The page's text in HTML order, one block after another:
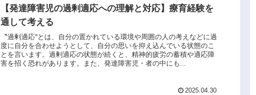
【発達障害児の過剰適応への理解と対応】療育経験を
通して考える
〝過剰適応″とは、自分の置かれている環境や周囲の人の考えなどに過
度に自分を合わせようとして、自分の思いを抑え込んでいる状態のこ
とを言います。過剰適応の状態が続くと、精神的疲労の蓄積や適応障
害を招く恐れがあります。また、発達障害児・者の中にも...
2025.04.30